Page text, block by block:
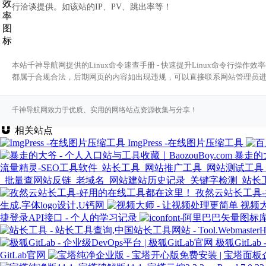
行洽谈提供。如该站的IP、PV、跳出率等！
本站千神导航网提供的Linux命令速查手册 - 快速提升Linux命令行操作效
都属于合规合法，后期网页的内容如出现违规，可以直接联系网站管理员
千神导航网致力于优质、实用的网络站点资源收集与分享！
相关站点
ImgPress -在线图片压缩工具
暴走的
流量精灵-SEO工具软件_站长工具_网站推广工具_网站测试工
_批量查网站反链_老域名_网站建站历史记录_关键字检测_站长
孜然云站长工具
生成,字体logo设计,U钙网
视频
捷登录API接口 - 个人的学习记录
极狐GitLab
GitLab官网